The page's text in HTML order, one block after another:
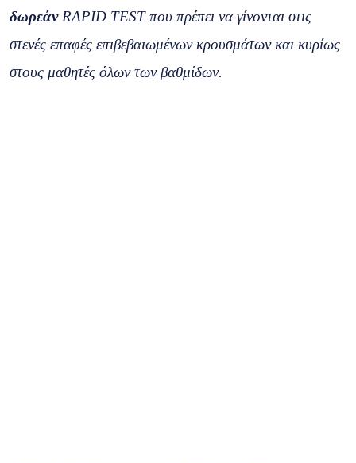
δωρεάνRAPID TEST που πρέπει να γίνονται στις
στενές επαφές επιβεβαιωμένων κρουσμάτων και κυρίως
στους μαθητές όλων των βαθμίδων.